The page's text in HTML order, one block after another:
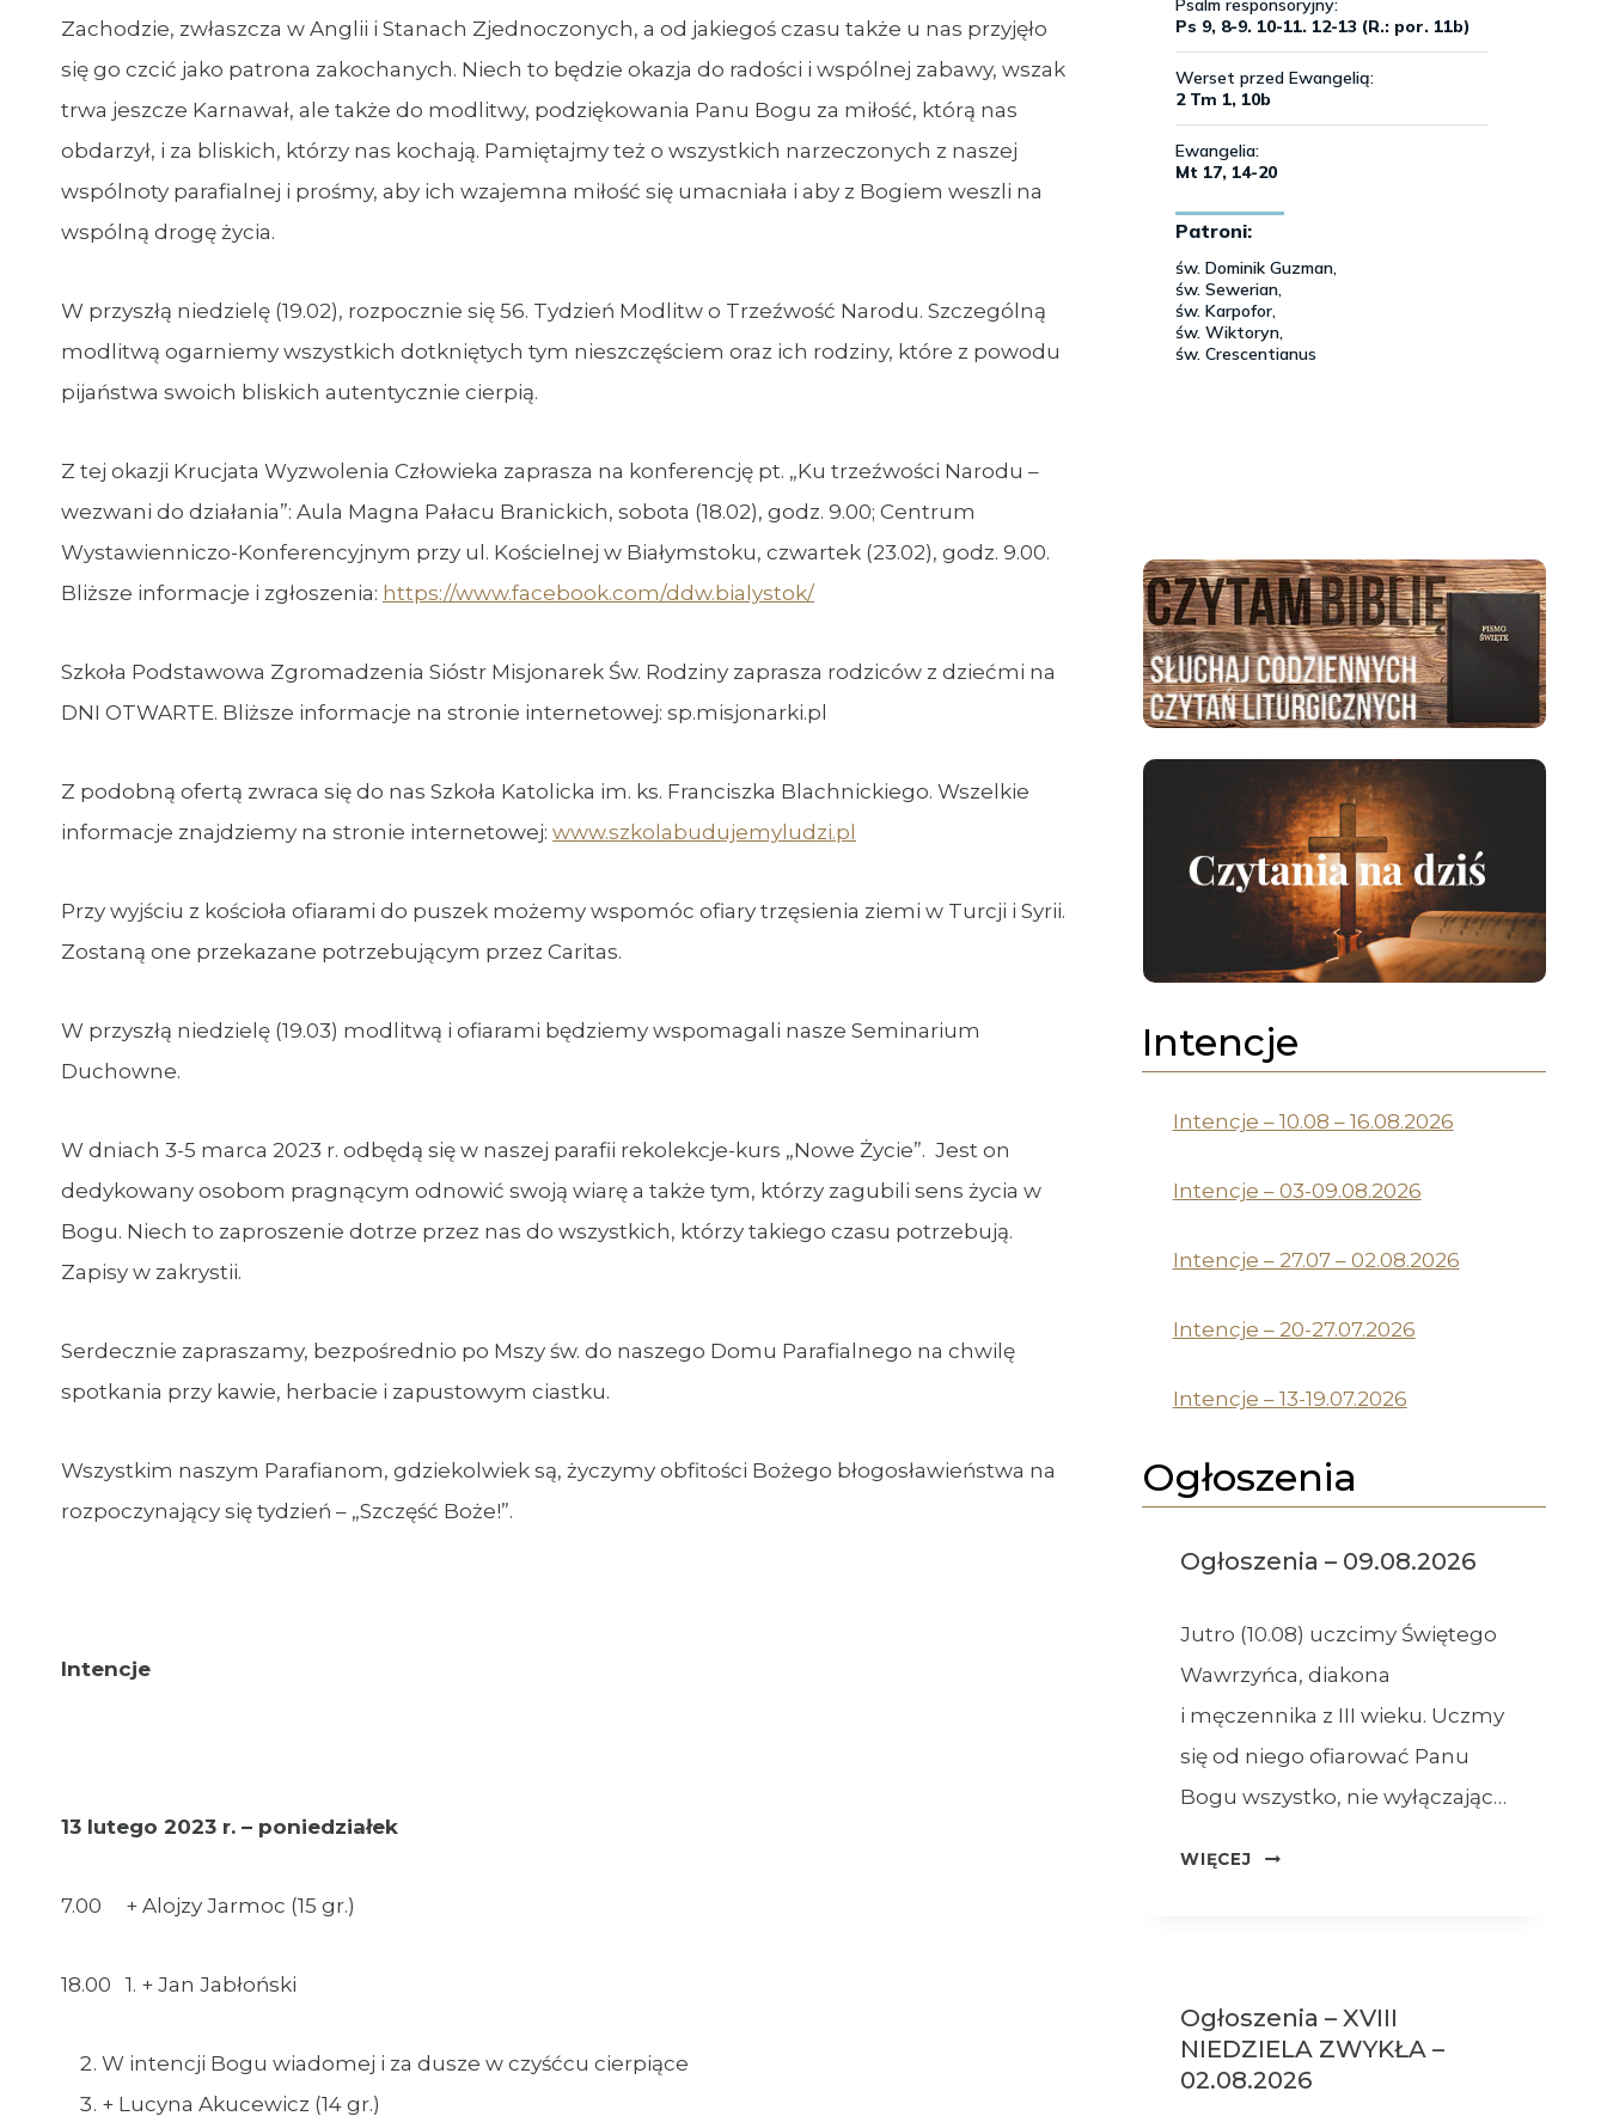
Zachodzie, zwłaszcza w Anglii i Stanach Zjednoczonych, a od jakiegoś czasu także u nas przyjęło
się go czcić jako patrona zakochanych. Niech to będzie okazja do radości i wspólnej zabawy, wszak
trwa jeszcze Karnawał, ale także do modlitwy, podziękowania Panu Bogu za miłość, którą nas
obdarzył, i za bliskich, którzy nas kochają. Pamiętajmy też o wszystkich narzeczonych z naszej
wspólnoty parafialnej i prośmy, aby ich wzajemna miłość się umacniała i aby z Bogiem weszli na
wspólną drogę życia.
W przyszłą niedzielę (19.02), rozpocznie się 56. Tydzień Modlitw o Trzeźwość Narodu. Szczególną
modlitwą ogarniemy wszystkich dotkniętych tym nieszczęściem oraz ich rodziny, które z powodu
pijaństwa swoich bliskich autentycznie cierpią.
Z tej okazji Krucjata Wyzwolenia Człowieka zaprasza na konferencję pt. „Ku trzeźwości Narodu –
wezwani do działania”: Aula Magna Pałacu Branickich, sobota (18.02), godz. 9.00; Centrum
Wystawienniczo-Konferencyjnym przy ul. Kościelnej w Białymstoku, czwartek (23.02), godz. 9.00.
Bliższe informacje i zgłoszenia: https://www.facebook.com/ddw.bialystok/
Szkoła Podstawowa Zgromadzenia Sióstr Misjonarek Św. Rodziny zaprasza rodziców z dziećmi na
DNI OTWARTE. Bliższe informacje na stronie internetowej: sp.misjonarki.pl
Z podobną ofertą zwraca się do nas Szkoła Katolicka im. ks. Franciszka Blachnickiego. Wszelkie
informacje znajdziemy na stronie internetowej: www.szkolabudujemyludzi.pl
Przy wyjściu z kościoła ofiarami do puszek możemy wspomóc ofiary trzęsienia ziemi w Turcji i Syrii.
Zostaną one przekazane potrzebującym przez Caritas.
W przyszłą niedzielę (19.03) modlitwą i ofiarami będziemy wspomagali nasze Seminarium
Duchowne.
W dniach 3-5 marca 2023 r. odbędą się w naszej parafii rekolekcje-kurs „Nowe Życie”. Jest on
dedykowany osobom pragnącym odnowić swoją wiarę a także tym, którzy zagubili sens życia w
Bogu. Niech to zaproszenie dotrze przez nas do wszystkich, którzy takiego czasu potrzebują.
Zapisy w zakrystii.
Serdecznie zapraszamy, bezpośrednio po Mszy św. do naszego Domu Parafialnego na chwilę
spotkania przy kawie, herbacie i zapustowym ciastku.
Wszystkim naszym Parafianom, gdziekolwiek są, życzymy obfitości Bożego błogosławieństwa na
rozpoczynający się tydzień – „Szczęść Boże!”.
Intencje
13 lutego 2023 r. – poniedziałek
7.00 + Alojzy Jarmoc (15 gr.)
18.00 1. + Jan Jabłoński
W intencji Bogu wiadomej i za dusze w czyśćcu cierpiące
+ Lucyna Akucewicz (14 gr.)
Intencje
Intencje – 10.08 – 16.08.2026
Intencje – 03-09.08.2026
Intencje – 27.07 – 02.08.2026
Intencje – 20-27.07.2026
Intencje – 13-19.07.2026
Ogłoszenia
Ogłoszenia – 09.08.2026
Jutro (10.08) uczcimy Świętego
Wawrzyńca, diakona
i męczennika z III wieku. Uczmy
się od niego ofiarować Panu
Bogu wszystko, nie wyłączając…
WIĘCEJ
OGŁOSZENIA
Ogłoszenia – XVIII
NIEDZIELA ZWYKŁA –
02.08.2026